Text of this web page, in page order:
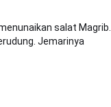
salat Magrib.
Jemarinya